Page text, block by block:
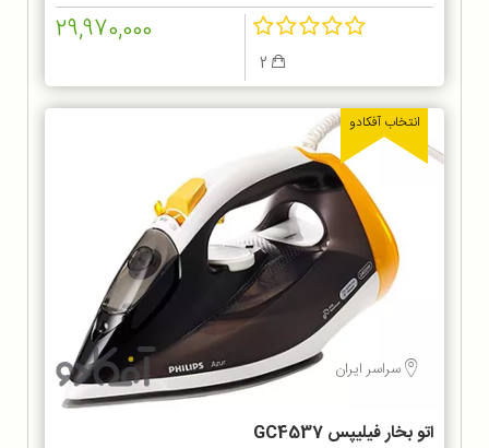
29,970,000
انتخاب آفکادو
سراسر ایران
اتو بخار فیلیپس GC4537